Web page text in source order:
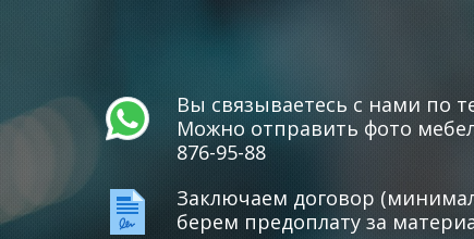
Вы связываетесь с нами по
Можно отправить фото
876-95-88
Заключаем договор
берем предоплату за